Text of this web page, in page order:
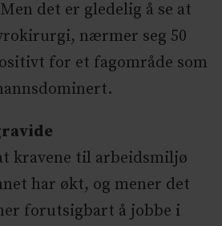
det er gledelig å se at
nærmer seg 50
for et fagområde som
kravene til arbeidsmiljø
har økt, og mener det
forutsigbart å jobbe i